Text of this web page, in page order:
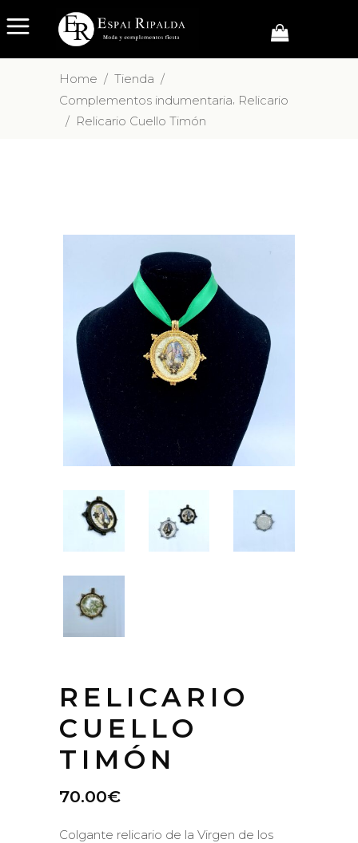
Home / Tienda /
Complementos indumentaria, Relicario
/ Relicario Cuello Timón
RELICARIO
CUELLO
TIMÓN
70.00€
Colgante relicario de la Virgen de los